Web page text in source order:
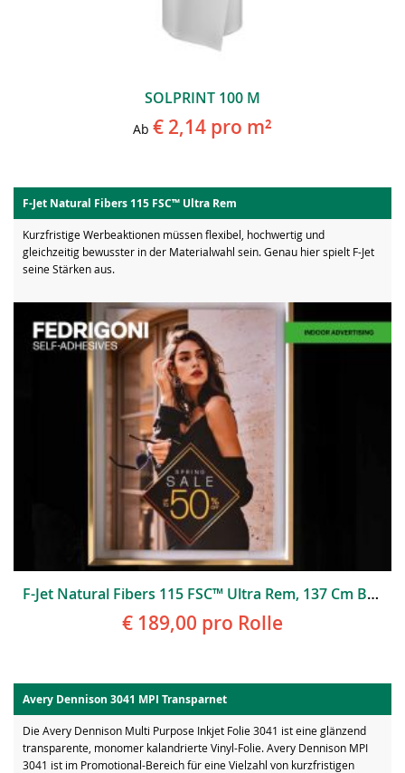
SOLPRINT 100 M
Ab € 2,14 pro m²
F-Jet Natural Fibers 115 FSC™ Ultra Rem
Kurzfristige Werbeaktionen müssen flexibel, hochwertig und
gleichzeitig bewusster in der Materialwahl sein. Genau hier spielt F-Jet
seine Stärken aus.
F-Jet Natural Fibers 115 FSC™ Ultra Rem, 137 Cm Breit
€ 189,00 pro Rolle
Avery Dennison 3041 MPI Transparnet
Die Avery Dennison Multi Purpose Inkjet Folie 3041 ist eine glänzend
transparente, monomer kalandrierte Vinyl-Folie. Avery Dennison MPI
3041 ist im Promotional-Bereich für eine Vielzahl von kurzfristigen